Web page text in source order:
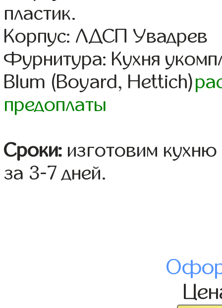
пластик.
Корпус: ЛДСП Увадрев
Фурнитура: Кухня
Blum (Boyard, Hettich)
предоплаты
Сроки: изготовим
за 3-7 дней.